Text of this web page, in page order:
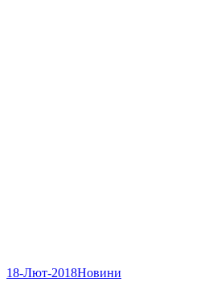
18-Лют-2018Новини